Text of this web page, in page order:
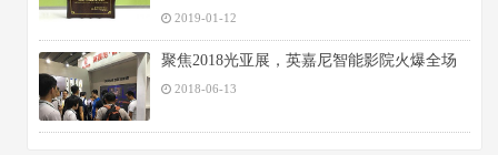
2019-01-12
聚焦2018光亚展，英嘉尼智能影院火爆全场
2018-06-13